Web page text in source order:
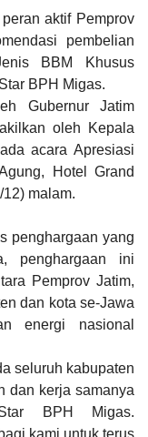
aktif Pemprov
pembelian
BBM Khusus
BPH Migas.
Gubernur Jatim
oleh Kepala
acara Apresiasi
Hotel Grand
malam.
penghargaan yang
penghargaan ini
Pemprov Jatim,
dan kota se-Jawa
energi nasional
seluruh kabupaten
dan kerja samanya
BPH Migas.
kami untuk terus